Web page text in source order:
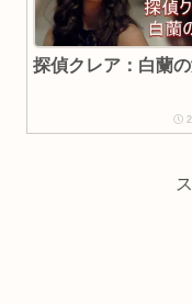
探偵クレア：白蘭